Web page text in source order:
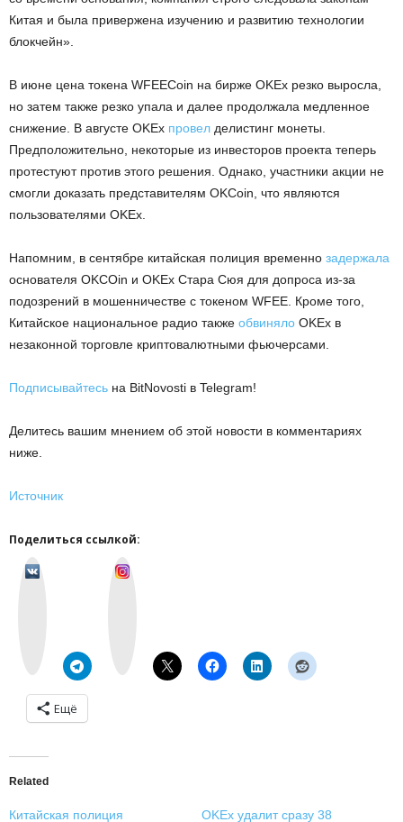
Китая и была привержена изучению и развитию технологии
блокчейн».
В июне цена токена WFEECoin на бирже OKEx резко выросла,
но затем также резко упала и далее продолжала медленное
снижение. В августе OKEx провел делистинг монеты.
Предположительно, некоторые из инвесторов проекта теперь
протестуют против этого решения. Однако, участники акции не
смогли доказать представителям OKCoin, что являются
пользователями OKEx.
Напомним, в сентябре китайская полиция временно задержала
основателя OKCOin и OKEx Стара Сюя для допроса из-за
подозрений в мошенничестве с токеном WFEE. Кроме того,
Китайское национальное радио также обвиняло OKEx в
незаконной торговле криптовалютными фьючерсами.
Подписывайтесь на BitNovosti в Telegram!
Делитесь вашим мнением об этой новости в комментариях
ниже.
Источник
Поделиться ссылкой:
Ещё
Related
Китайская полиция OKEx удалит сразу 38